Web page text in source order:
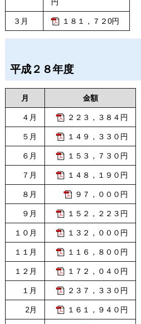
円
３月 １８１，７２0円
平成２８年度
月 金額
４月 ２２３，３８４円
５月 １４９，３３０円
６月 １５３，７３０円
７月 １４８，１９０円
８月 ９７，０００円
９月 １５２，２２３円
１０月 １３２，０００円
１１月 １１６，８００円
１２月 １７２，０４０円
１月 ２３７，３３０円
2月 １６１，９４０円